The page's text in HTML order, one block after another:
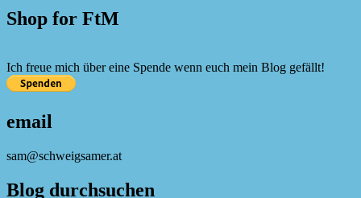
Shop for FtM
Ich freue mich über eine Spende wenn euch mein Blog gefällt!
email
sam@schweigsamer.at
Blog durchsuchen